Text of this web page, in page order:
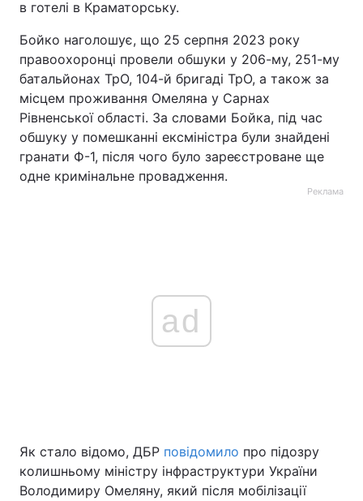
в готелі в Краматорську.
Бойко наголошує, що 25 серпня 2023 року
правоохоронці провели обшуки у 206-му, 251-му
батальйонах ТрО, 104-й бригаді ТрО, а також за
місцем проживання Омеляна у Сарнах
Рівненської області. За словами Бойка, під час
обшуку у помешканні ексміністра були знайдені
гранати Ф-1, після чого було зареєстроване ще
одне кримінальне провадження.
Реклама
ad
Як стало відомо, ДБР повідомило про підозру
колишньому міністру інфраструктури України
Володимиру Омеляну, який після мобілізації